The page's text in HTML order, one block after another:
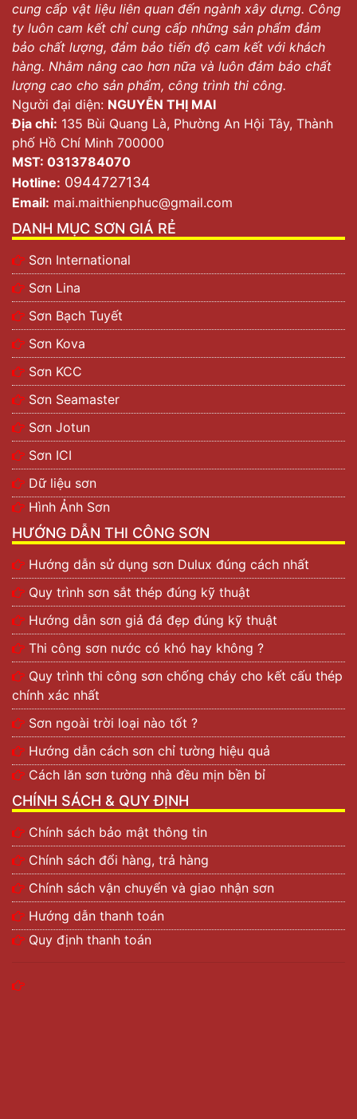
cung cấp vật liệu liên quan đến ngành xây dựng. Công
ty luôn cam kết chỉ cung cấp những sản phẩm đảm
bảo chất lượng, đảm bảo tiến độ cam kết với khách
hàng. Nhằm nâng cao hơn nữa và luôn đảm bảo chất
lượng cao cho sản phẩm, công trình thi công.
Người đại diện: NGUYỄN THỊ MAI
Địa chỉ: 135 Bùi Quang Là, Phường An Hội Tây, Thành
phố Hồ Chí Minh 700000
MST: 0313784070
Hotline: 0944727134
Email: mai.maithienphuc@gmail.com
DANH MỤC SƠN GIÁ RẺ
Sơn International
Sơn Lina
Sơn Bạch Tuyết
Sơn Kova
Sơn KCC
Sơn Seamaster
Sơn Jotun
Sơn ICI
Dữ liệu sơn
Hình Ảnh Sơn
HƯỚNG DẪN THI CÔNG SƠN
Hướng dẫn sử dụng sơn Dulux đúng cách nhất
Quy trình sơn sắt thép đúng kỹ thuật
Hướng dẫn sơn giả đá đẹp đúng kỹ thuật
Thi công sơn nước có khó hay không ?
Quy trình thi công sơn chống cháy cho kết cấu thép
chính xác nhất
Sơn ngoài trời loại nào tốt ?
Hướng dẫn cách sơn chỉ tường hiệu quả
Cách lăn sơn tường nhà đều mịn bền bỉ
CHÍNH SÁCH & QUY ĐỊNH
Chính sách bảo mật thông tin
Chính sách đổi hàng, trả hàng
Chính sách vận chuyển và giao nhận sơn
Hướng dẫn thanh toán
Quy định thanh toán